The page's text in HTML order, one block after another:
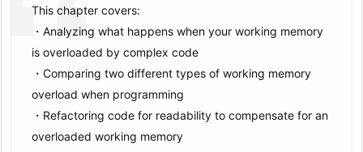
This chapter covers:
・Analyzing what happens when your working memory
is overloaded by complex code
・Comparing two different types of working memory
overload when programming
・Refactoring code for readability to compensate for an
overloaded working memory